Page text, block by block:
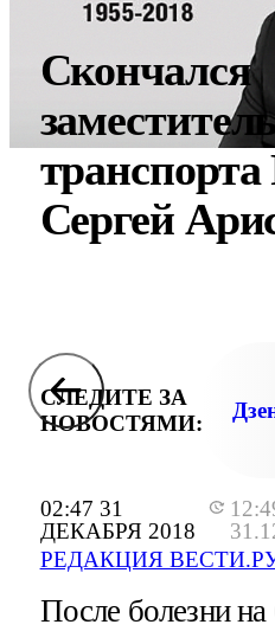
02:47 31
ДЕКАБРЯ 2018
РЕДАКЦИЯ
Скончался
транспорта
Сергей
СЛЕДИТЕ ЗА
НОВОСТЯМИ:
После болезни